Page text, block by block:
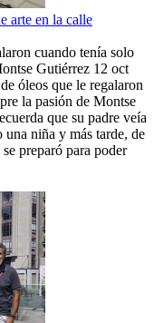
arte en la calle
cuando tenía solo
Gutiérrez 12 oct
óleos que le regalaron
la pasión de Montse
que su padre veía
niña y más tarde, de
preparó para poder